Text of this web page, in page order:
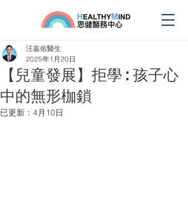
【兒童發展】拒學 : 孩子心
中的無形枷鎖
汪嘉佑醫生
2025年1月20日
已更新： 4月10日